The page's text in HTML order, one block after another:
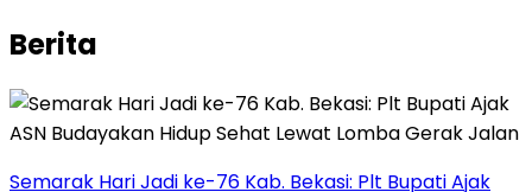
Berita
‎Semarak Hari Jadi ke-76 Kab. Bekasi: Plt Bupati Ajak